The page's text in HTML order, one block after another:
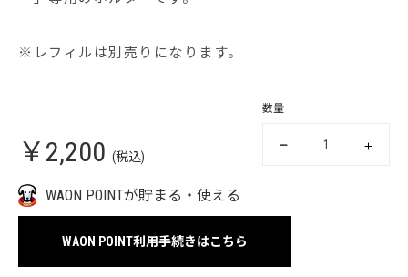
※レフィルは別売りになります。
￥2,200 (税込)
数量
WAON POINTが貯まる・使える
WAON POINT利用手続きはこちら